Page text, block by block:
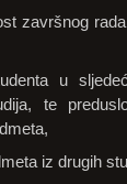
završnog
u
te
iz drugih